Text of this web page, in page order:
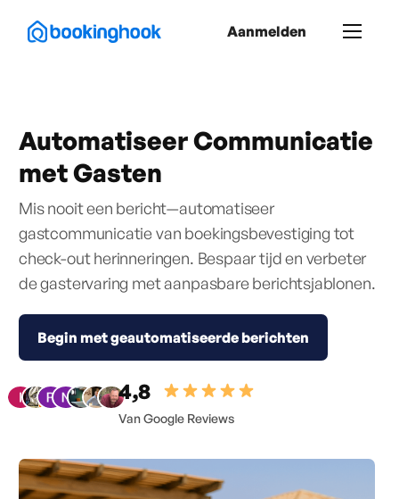
Aanmelden
Automatiseer Communicatie
met Gasten
Mis nooit een bericht—automatiseer
gastcommunicatie van boekingsbevestiging tot
check-out herinneringen. Bespaar tijd en verbeter
de gastervaring met aanpasbare berichtsjablonen.
Begin met geautomatiseerde berichten
4,8
Van Google Reviews